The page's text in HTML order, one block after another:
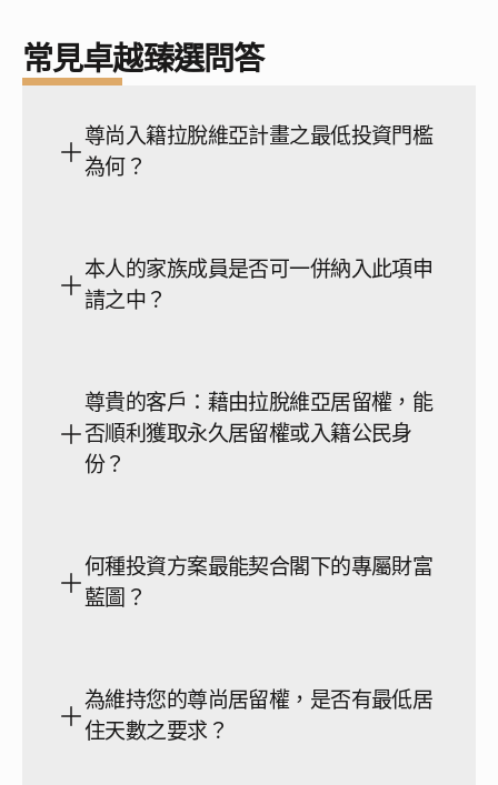
常見卓越臻選問答
尊尚入籍拉脫維亞計畫之最低投資門檻
為何？
本計劃之商業投資類別，最低資本門檻為50,000歐元。
閣下亦可按個人資產配置需求，選擇房地產、政府債券或
本人的家族成員是否可一併納入此項申
請之中？
當然可以。此尊貴項目容許您攜同直系親屬共同申請，當
中包括您的配偶及受養子女。在特定情況下，合資格的受
尊貴的客戶：藉由拉脫維亞居留權，能
否順利獲取永久居留權或入籍公民身
份？
何種投資方案最能契合閣下的專屬財富
藍圖？
為維持您的尊尚居留權，是否有最低居
住天數之要求？